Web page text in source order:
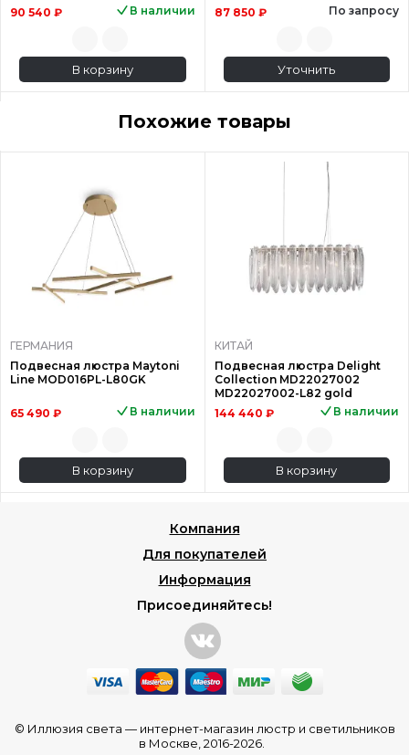
90 540 ₽
В наличии
В корзину
87 850 ₽
По запросу
Уточнить
Похожие товары
ГЕРМАНИЯ
Подвесная люстра Maytoni
Line MOD016PL-L80GK
65 490 ₽ В наличии
В корзину
КИТАЙ
Подвесная люстра Delight
Collection MD22027002
MD22027002-L82 gold
144 440 ₽
В наличии
В корзину
Компания
Для покупателей
Информация
Присоединяйтесь!
© Иллюзия света — интернет-магазин люстр и светильников
в Москве , 2016-2026.